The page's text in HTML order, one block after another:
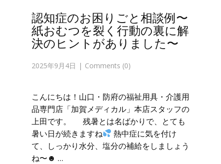
認知症のお困りごと相談例〜
紙おむつを裂く行動の裏に解
決のヒントがありました〜
2025年9月4日 Comments (0)
こんにちは！山口・防府の福祉用具・介護用
品専門店「加賀メディカル」本店スタッフの
上田です。 残暑とは名ばかりで、とても
暑い日が続きますね
熱中症に気を付け
て、しっかり水分、塩分の補給をしましょう
ね〜☻ …